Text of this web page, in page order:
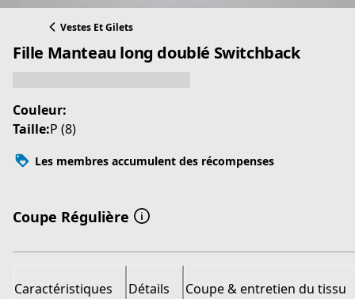
Vestes Et Gilets
Fille Manteau long doublé Switchback
Couleur:
Taille:P (8)
Les membres accumulent des récompenses
Coupe Régulière
Caractéristiques Détails Coupe & entretien du tissu